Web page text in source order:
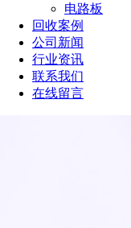
电路板
回收案例
公司新闻
行业资讯
联系我们
在线留言